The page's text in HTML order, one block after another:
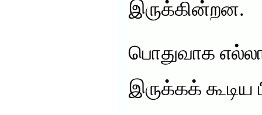
இருக்கின்றன.
பொதுவாக
இருக்கக் கூடிய